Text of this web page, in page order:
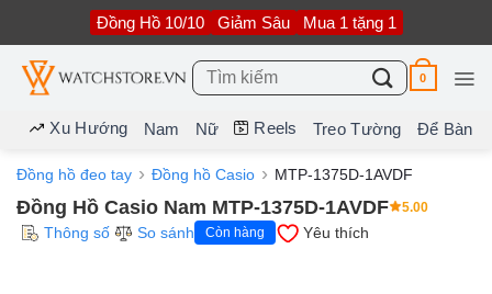
nội
dung
Đồng Hồ 10/10 Giảm Sâu Mua 1 tặng 1
Tìm
kiếm:
0
Xu Hướng Nam Nữ Reels Treo Tường Để Bàn
Đồng hồ đeo tay Đồng hồ Casio MTP-1375D-1AVDF
Đồng Hồ Casio Nam MTP-1375D-1AVDF 5.00
Thông số So sánh Còn hàng Yêu thích